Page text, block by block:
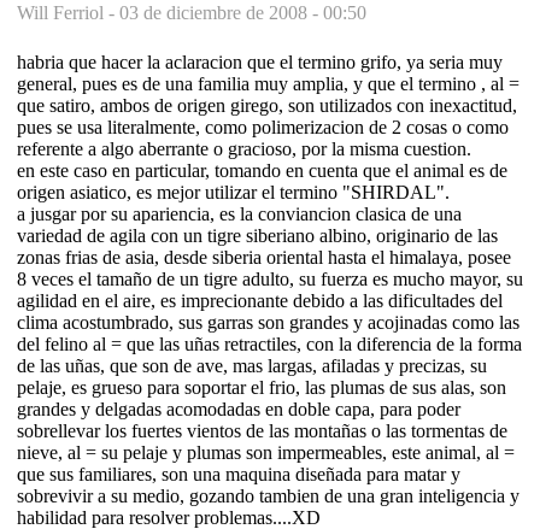
Will Ferriol - 03 de diciembre de 2008 - 00:50
habria que hacer la aclaracion que el termino grifo, ya seria muy
general, pues es de una familia muy amplia, y que el termino , al =
que satiro, ambos de origen girego, son utilizados con inexactitud,
pues se usa literalmente, como polimerizacion de 2 cosas o como
referente a algo aberrante o gracioso, por la misma cuestion.
en este caso en particular, tomando en cuenta que el animal es de
origen asiatico, es mejor utilizar el termino "SHIRDAL".
a jusgar por su apariencia, es la conviancion clasica de una
variedad de agila con un tigre siberiano albino, originario de las
zonas frias de asia, desde siberia oriental hasta el himalaya, posee
8 veces el tamaño de un tigre adulto, su fuerza es mucho mayor, su
agilidad en el aire, es imprecionante debido a las dificultades del
clima acostumbrado, sus garras son grandes y acojinadas como las
del felino al = que las uñas retractiles, con la diferencia de la forma
de las uñas, que son de ave, mas largas, afiladas y precizas, su
pelaje, es grueso para soportar el frio, las plumas de sus alas, son
grandes y delgadas acomodadas en doble capa, para poder
sobrellevar los fuertes vientos de las montañas o las tormentas de
nieve, al = su pelaje y plumas son impermeables, este animal, al =
que sus familiares, son una maquina diseñada para matar y
sobrevivir a su medio, gozando tambien de una gran inteligencia y
habilidad para resolver problemas....XD